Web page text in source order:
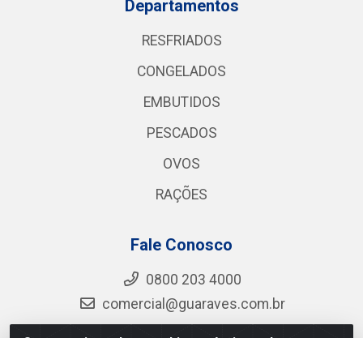
Departamentos
RESFRIADOS
CONGELADOS
EMBUTIDOS
PESCADOS
OVOS
RAÇÕES
Fale Conosco
0800 203 4000
comercial@guaraves.com.br